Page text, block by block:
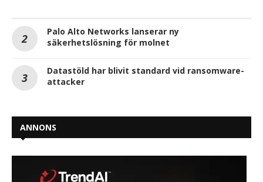
Palo Alto Networks lanserar ny
säkerhetslösning för molnet
Datastöld har blivit standard vid ransomware-
attacker
ANNONS